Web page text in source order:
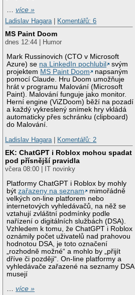
…více »
Ladislav Hagara
Komentářů: 6
MS Paint Doom
dnes 12:44 | Humor
Mark Russinovich (CTO v Microsoft
Azure) se na LinkedIn pochlubil
svým
projektem MS Paint Doom
napsaným
pomocí Claude. Hru Doom umožňuje
hrát v programu Malování (Microsoft
Paint). Malování funguje jako monitor.
Herní engine (ViZDoom) běží na pozadí
a každý vykreslený snímek hry vkládá
automaticky přes schránku (clipboard)
do Malování.
Ladislav Hagara
Komentářů: 2
EK: ChatGPT i Roblox mohou spadat
pod přísnější pravidla
včera 08:00 | IT novinky
Platformy ChatGPT i Roblox by mohly
býtzařazeny na seznam
mimořádně
velkých on-line platforem nebo
internetových vyhledávačů, na něž se
vztahují zvláštní podmínky podle
nařízení o digitálních službách (DSA).
Vzhledem k tomu, že ChatGPT i Roblox
oznámily počet uživatelů nad prahovou
hodnotou DSA, je toto označení
„rozhodně možné“ a mohlo by „přijít
dříve či později“. On-line platformy a
vyhledávače zařazené na seznamy DSA
musejí
…více »